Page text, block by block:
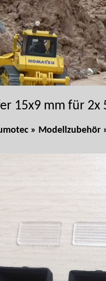
15x9 mm für 2x
» Modellzubehör